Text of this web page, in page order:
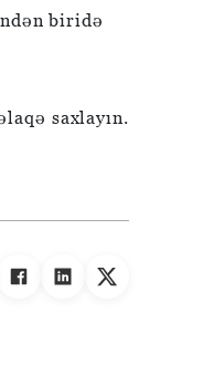
biridə
saxlayın.